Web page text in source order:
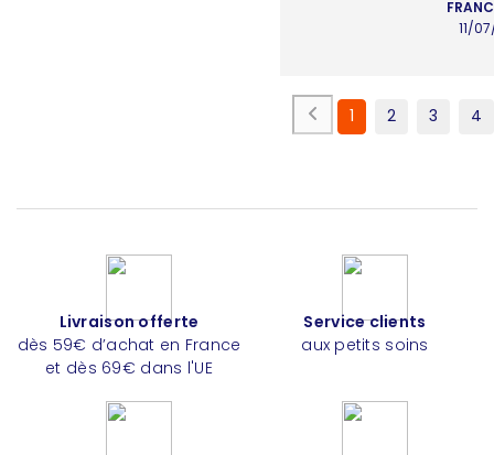
11/
1 2 3 4
Livraison offerte
dès 59€ d’achat en France
et dès 69€ dans l'UE
Service clients
aux petits soins